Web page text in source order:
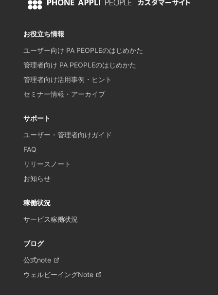
お役立ち情報
ユーザー向け PA PEOPLEのはじめかた
管理者向け PA PEOPLEのはじめかた
管理者向け活用事例・ヒント
セミナー情報・アーカイブ
サポート
ユーザー・管理者向けガイド
FAQ
リリースノート
お知らせ
稼働状況
サービス稼働状況
ブログ
公式note
ウェルビーイングNote